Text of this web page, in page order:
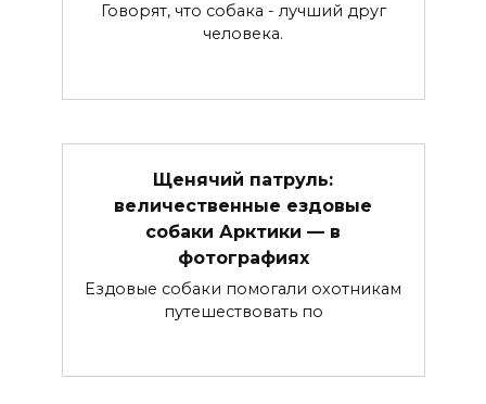
Говорят, что собака - лучший друг
человека.
Щенячий патруль:
величественные ездовые
собаки Арктики — в
фотографиях
Ездовые собаки помогали охотникам
путешествовать по